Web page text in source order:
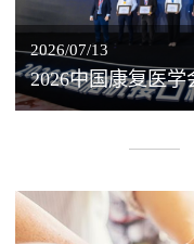
2026/07/13